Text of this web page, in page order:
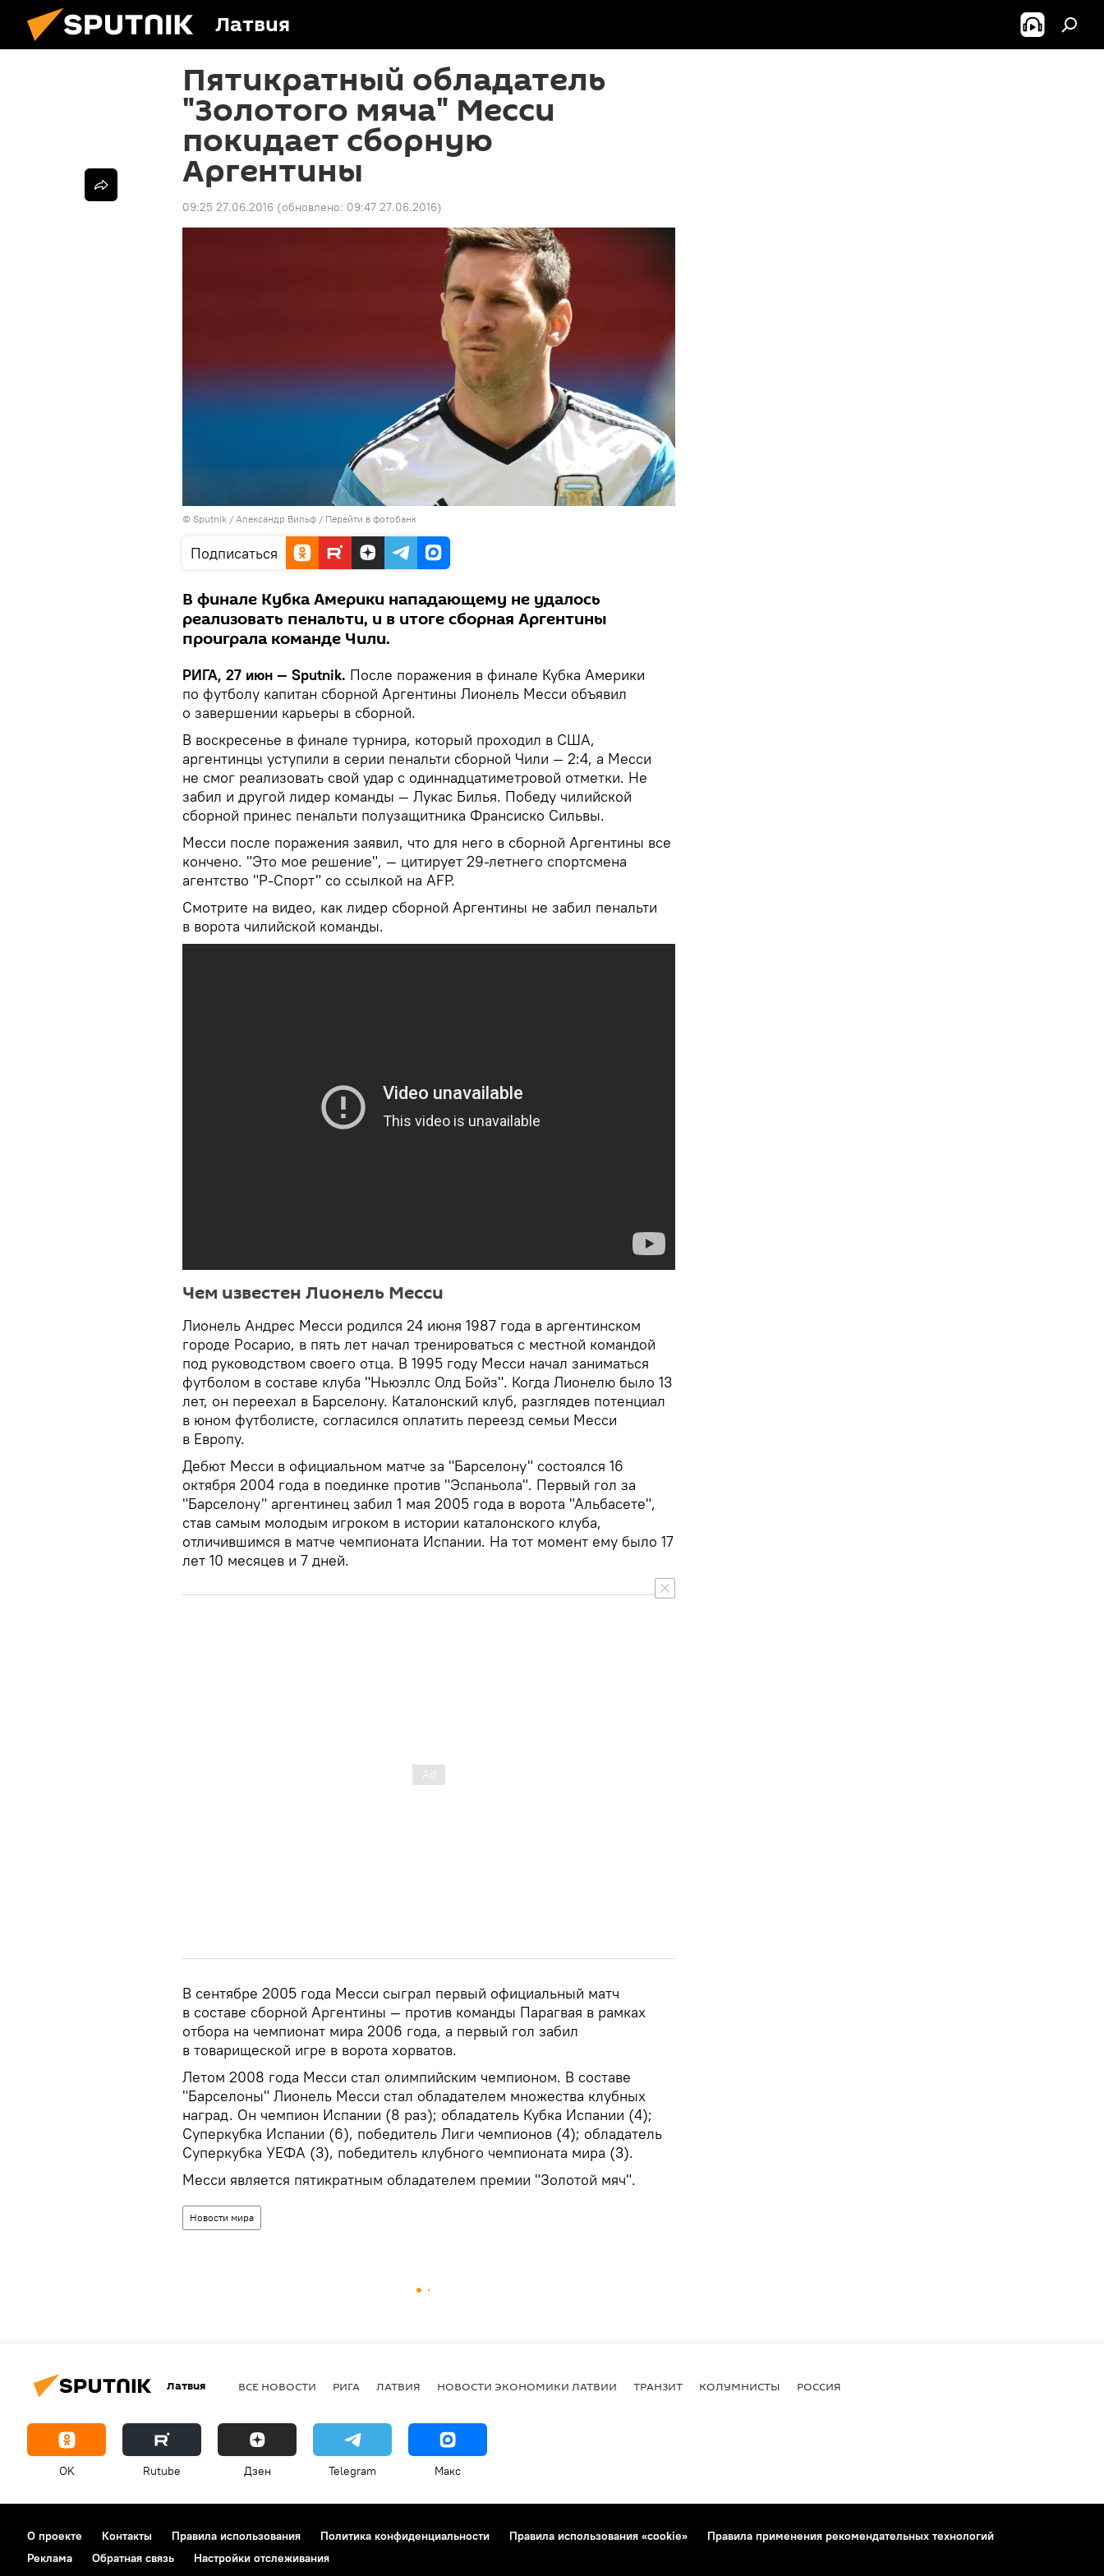
Латвия
Пятикратный обладатель
"Золотого мяча" Месси
покидает сборную
Аргентины
09:25 27.06.2016 (обновлено: 09:47 27.06.2016)
© Sputnik / Александр Вильф / Перейти в фотобанк
Подписаться
В финале Кубка Америки нападающему не удалось
реализовать пенальти, и в итоге сборная Аргентины
проиграла команде Чили.
РИГА, 27 июн — Sputnik. После поражения в финале Кубка Америки
по футболу капитан сборной Аргентины Лионель Месси объявил
о завершении карьеры в сборной.
В воскресенье в финале турнира, который проходил в США,
аргентинцы уступили в серии пенальти сборной Чили — 2:4, а Месси
не смог реализовать свой удар с одиннадцатиметровой отметки. Не
забил и другой лидер команды — Лукас Билья. Победу чилийской
сборной принес пенальти полузащитника Франсиско Сильвы.
Месси после поражения заявил, что для него в сборной Аргентины все
кончено. "Это мое решение", — цитирует 29-летнего спортсмена
агентство "Р-Спорт" со ссылкой на AFP.
Смотрите на видео, как лидер сборной Аргентины не забил пенальти
в ворота чилийской команды.
Чем известен Лионель Месси
Лионель Андрес Месси родился 24 июня 1987 года в аргентинском
городе Росарио, в пять лет начал тренироваться с местной командой
под руководством своего отца. В 1995 году Месси начал заниматься
футболом в составе клуба "Ньюэллс Олд Бойз". Когда Лионелю было 13
лет, он переехал в Барселону. Каталонский клуб, разглядев потенциал
в юном футболисте, согласился оплатить переезд семьи Месси
в Европу.
Дебют Месси в официальном матче за "Барселону" состоялся 16
октября 2004 года в поединке против "Эспаньола". Первый гол за
"Барселону" аргентинец забил 1 мая 2005 года в ворота "Альбасете",
став самым молодым игроком в истории каталонского клуба,
отличившимся в матче чемпионата Испании. На тот момент ему было 17
лет 10 месяцев и 7 дней.
В сентябре 2005 года Месси сыграл первый официальный матч
в составе сборной Аргентины — против команды Парагвая в рамках
отбора на чемпионат мира 2006 года, а первый гол забил
в товарищеской игре в ворота хорватов.
Летом 2008 года Месси стал олимпийским чемпионом. В составе
"Барселоны" Лионель Месси стал обладателем множества клубных
наград. Он чемпион Испании (8 раз); обладатель Кубка Испании (4);
Суперкубка Испании (6), победитель Лиги чемпионов (4); обладатель
Суперкубка УЕФА (3), победитель клубного чемпионата мира (3).
Месси является пятикратным обладателем премии "Золотой мяч".
Новости мира
Латвия ВСЕ НОВОСТИ РИГА ЛАТВИЯ НОВОСТИ ЭКОНОМИКИ ЛАТВИИ ТРАНЗИТ КОЛУМНИСТЫ РОССИЯ
OK Rutube Дзен Telegram Макс
О проекте Контакты Правила использования Политика конфиденциальности Правила использования «cookie»
Правила применения рекомендательных технологий
Реклама
Обратная связь Настройки отслеживания